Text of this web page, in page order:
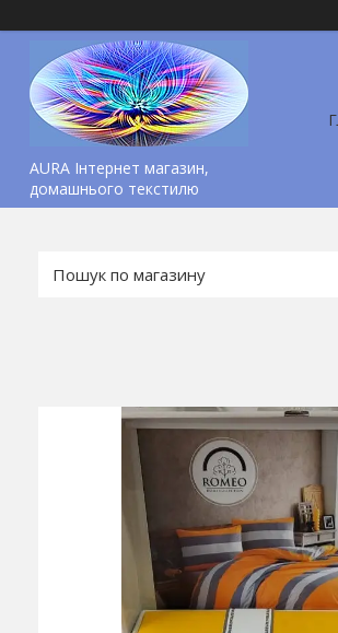
AURA Інтернет магазин,
домашнього текстилю